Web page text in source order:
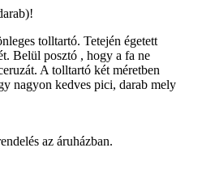
tolltartó. Tetején égetett
Belül posztó , hogy a fa ne
A tolltartó két méretben
nagyon kedves pici, darab mely
az áruházban.